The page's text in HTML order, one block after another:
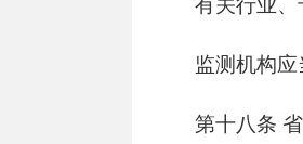
监测机构
第十八条